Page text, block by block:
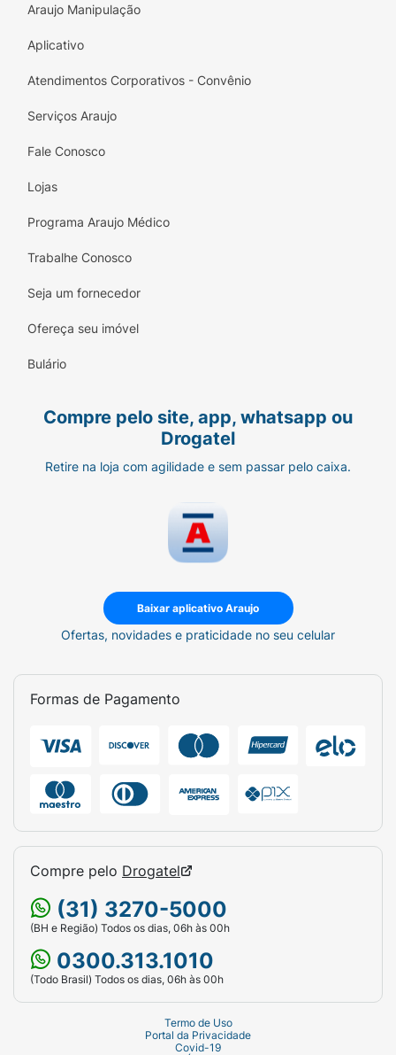
Araujo Manipulação
Aplicativo
Atendimentos Corporativos - Convênio
Serviços Araujo
Fale Conosco
Lojas
Programa Araujo Médico
Trabalhe Conosco
Seja um fornecedor
Ofereça seu imóvel
Bulário
Compre pelo site, app, whatsapp ou
Drogatel
Retire na loja com agilidade e sem passar pelo caixa.
Baixar aplicativo Araujo
Ofertas, novidades e praticidade no seu celular
Formas de Pagamento
Compre pelo Drogatel
(31) 3270-5000
(BH e Região) Todos os dias, 06h às 00h
0300.313.1010
(Todo Brasil) Todos os dias, 06h às 00h
Termo de Uso
Portal da Privacidade
Covid-19